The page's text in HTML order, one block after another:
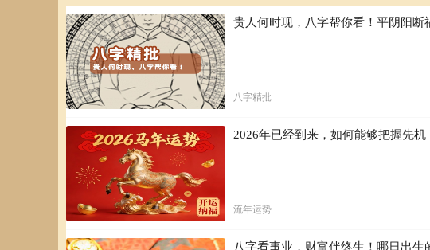
贵人何时现，八字帮你看！平阴阳断
八字精批
2026年已经到来，如何能够把握先
流年运势
八字看事业，财富伴终生！哪日出